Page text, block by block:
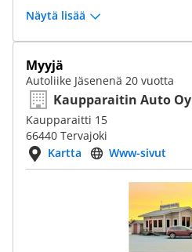
Näytä lisää
Myyjä
Autoliike Jäsenenä 20 vuotta
Kaupparaitin Auto Oy
Kaupparaitti 15
66440 Tervajoki
Kartta
Www-sivut